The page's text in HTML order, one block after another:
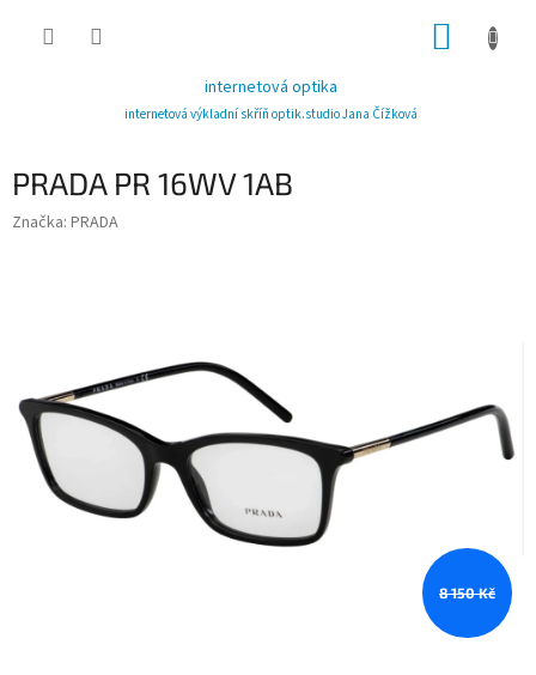
internetová optika
internetová výkladní skříň optik.studio Jana Čížková
PRADA PR 16WV 1AB
Značka: PRADA
8 150 Kč